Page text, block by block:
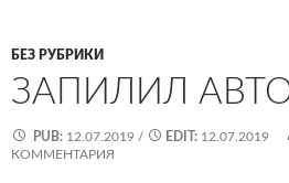
БЕЗ РУБРИКИ
ЗАПИЛИЛ
PUB: 12.07.2019 / EDIT: 12.07.2019
КОММЕНТАРИЯ